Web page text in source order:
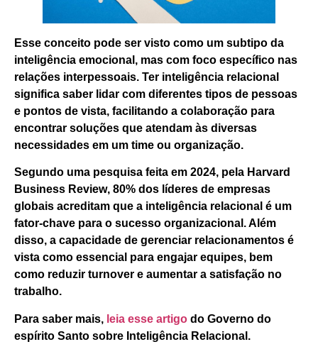
Esse conceito pode ser visto como um subtipo da
inteligência emocional, mas com foco específico nas
relações interpessoais. Ter inteligência relacional
significa saber lidar com diferentes tipos de pessoas
e pontos de vista, facilitando a colaboração para
encontrar soluções que atendam às diversas
necessidades em um time ou organização.
Segundo uma pesquisa feita em 2024, pela Harvard
Business Review, 80% dos líderes de empresas
globais acreditam que a inteligência relacional é um
fator-chave para o sucesso organizacional. Além
disso, a capacidade de gerenciar relacionamentos é
vista como essencial para engajar equipes, bem
como reduzir turnover e aumentar a satisfação no
trabalho.
Para saber mais, leia esse artigo do Governo do
espírito Santo sobre Inteligência Relacional.